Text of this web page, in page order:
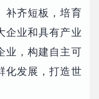
补齐短板，培育
企业和具有产业
业，构建自主可
化发展，打造世